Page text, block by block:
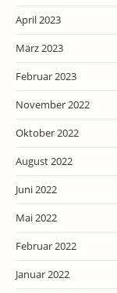
April 2023
März 2023
Februar 2023
November 2022
Oktober 2022
August 2022
Juni 2022
Mai 2022
Februar 2022
Januar 2022